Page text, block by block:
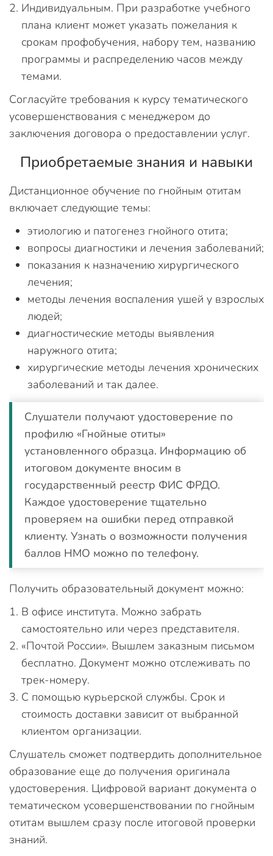
Индивидуальным. При разработке учебного
плана клиент может указать пожелания к
срокам профобучения, набору тем, названию
программы и распределению часов между
темами.
Согласуйте требования к курсу тематического
усовершенствования с менеджером до
заключения договора о предоставлении услуг.
Приобретаемые знания и навыки
Дистанционное обучение по гнойным отитам
включает следующие темы:
этиологию и патогенез гнойного отита;
вопросы диагностики и лечения заболеваний;
показания к назначению хирургического
лечения;
методы лечения воспаления ушей у взрослых
людей;
диагностические методы выявления
наружного отита;
хирургические методы лечения хронических
заболеваний и так далее.
Слушатели получают удостоверение по
профилю «Гнойные отиты»
установленного образца. Информацию об
итоговом документе вносим в
государственный реестр ФИС ФРДО.
Каждое удостоверение тщательно
проверяем на ошибки перед отправкой
клиенту. Узнать о возможности получения
баллов НМО можно по телефону.
Получить образовательный документ можно:
В офисе института. Можно забрать
самостоятельно или через представителя.
«Почтой России». Вышлем заказным письмом
бесплатно. Документ можно отслеживать по
трек-номеру.
С помощью курьерской службы. Срок и
стоимость доставки зависит от выбранной
клиентом организации.
Слушатель сможет подтвердить дополнительное
образование еще до получения оригинала
удостоверения. Цифровой вариант документа о
тематическом усовершенствовании по гнойным
отитам вышлем сразу после итоговой проверки
знаний.